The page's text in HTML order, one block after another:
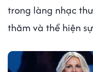
trong làng nhạc
thăm và thể hiện